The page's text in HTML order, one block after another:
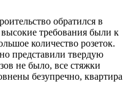
обратился в
требования были к
количество розеток.
представили твердую
не было, все стяжки
безупречно, квартира